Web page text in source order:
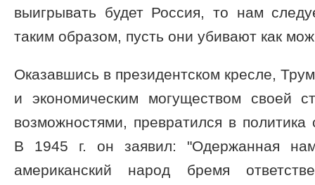
выигрывать будет Россия, то нам
таким образом, пусть они убивают как
Оказавшись в президентском кресле,
и экономическим могуществом своей
возможностями, превратился в
В 1945 г. он заявил: "Одержанная
американский народ бремя